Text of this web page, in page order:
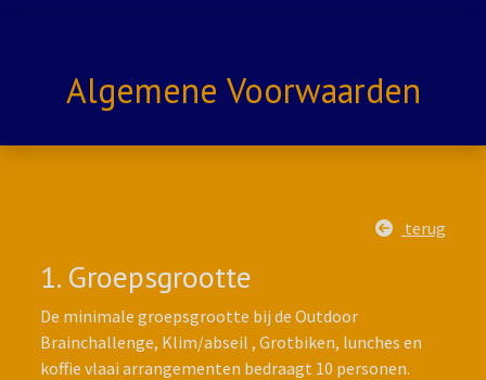
Algemene Voorwaarden
terug
1. Groepsgrootte
De minimale groepsgrootte bij de Outdoor
Brainchallenge, Klim/abseil , Grotbiken, lunches en
koffie vlaai arrangementen bedraagt 10 personen.